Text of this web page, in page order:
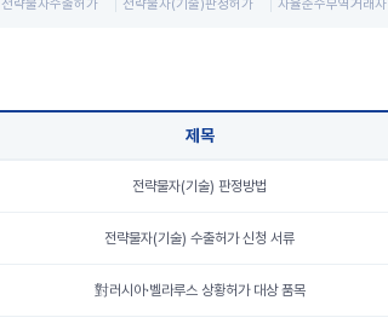
전략물자수출허가 전략물자(기술)판정허가 자율준수무역거래자
제목
전략물자(기술) 판정방법
전략물자(기술) 수출허가 신청 서류
對러시아·벨라루스 상황허가 대상 품목